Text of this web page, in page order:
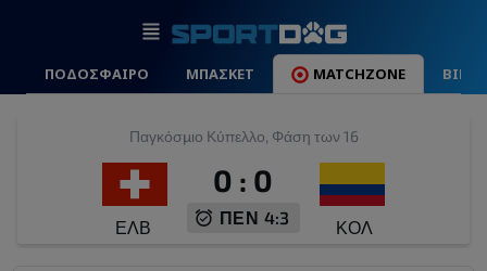
ΠΟΔΟΣΦΑΙΡΟ ΜΠΑΣΚΕΤ MATCHZONE
Παγκόσμιο Κύπελλο, Φάση των 16
ΕΛΒ
0 : 0
ΠΕΝ 4:3 ΚΟΛ